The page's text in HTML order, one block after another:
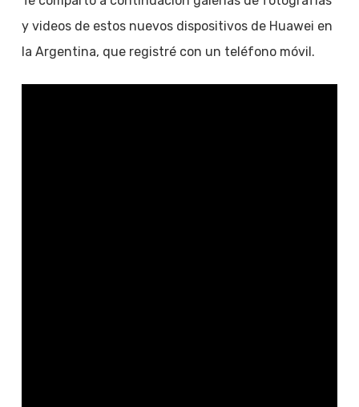
y videos de estos nuevos dispositivos de Huawei en
la Argentina, que registré con un teléfono móvil.